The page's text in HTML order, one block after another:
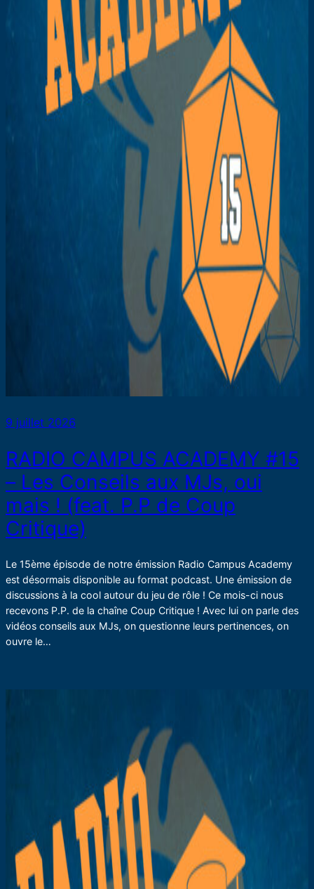
9 juillet 2026
RADIO CAMPUS ACADEMY #15
– Les Conseils aux MJs, oui
mais ! (feat. P.P de Coup
Critique)
Le 15ème épisode de notre émission Radio Campus Academy
est désormais disponible au format podcast. Une émission de
discussions à la cool autour du jeu de rôle ! Ce mois-ci nous
recevons P.P. de la chaîne Coup Critique ! Avec lui on parle des
vidéos conseils aux MJs, on questionne leurs pertinences, on
ouvre le…